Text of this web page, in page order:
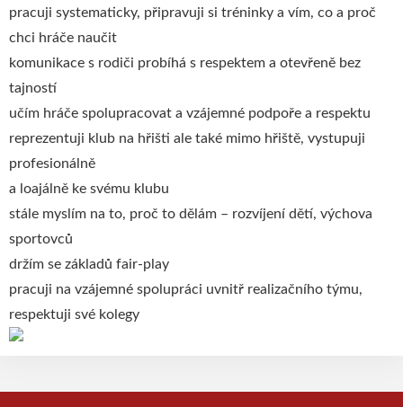
pracuji systematicky, připravuji si tréninky a vím, co a proč
chci hráče naučit
komunikace s rodiči probíhá s respektem a otevřeně bez
tajností
učím hráče spolupracovat a vzájemné podpoře a respektu
reprezentuji klub na hřišti ale také mimo hřiště, vystupuji
profesionálně
a loajálně ke svému klubu
stále myslím na to, proč to dělám – rozvíjení dětí, výchova
sportovců
držím se základů fair-play
pracuji na vzájemné spolupráci uvnitř realizačního týmu,
respektuji své kolegy